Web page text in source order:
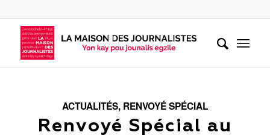
ACTUALITÉS, RENVOYÉ SPÉCIAL
Renvoyé Spécial au